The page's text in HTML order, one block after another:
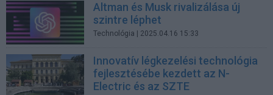
Altman és Musk rivalizálása új
szintre léphet
Technológia | 2025.04.16 15:33
Innovatív légkezelési technológia
fejlesztésébe kezdett az N-
Electric és az SZTE